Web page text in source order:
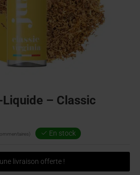
– Classic
En stock
livraison offerte !